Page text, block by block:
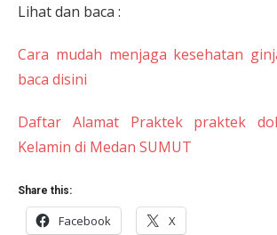
Lihat dan baca :
Cara mudah menjaga kesehatan
baca disini
Daftar Alamat Praktek praktek
Kelamin di Medan SUMUT
Share this:
Facebook X